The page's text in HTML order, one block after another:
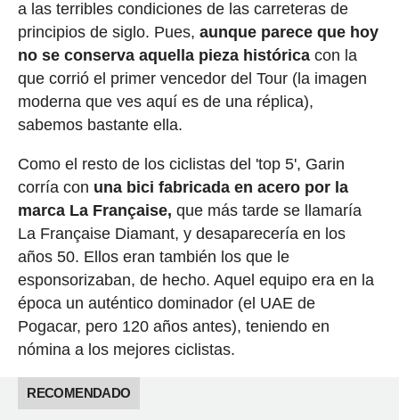
a las terribles condiciones de las carreteras de
principios de siglo. Pues, aunque parece que hoy
no se conserva aquella pieza históricacon la
que corrió el primer vencedor del Tour (la imagen
moderna que ves aquí es de una réplica),
sabemos bastante ella.
Como el resto de los ciclistas del 'top 5', Garin
corría con una bici fabricada en acero por la
marca La Française, que más tarde se llamaría
La Française Diamant, y desaparecería en los
años 50. Ellos eran también los que le
esponsorizaban, de hecho. Aquel equipo era en la
época un auténtico dominador (el UAE de
Pogacar, pero 120 años antes), teniendo en
nómina a los mejores ciclistas.
RECOMENDADO